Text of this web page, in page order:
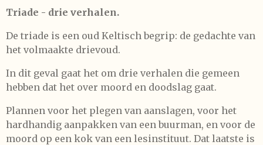
Triade - drie verhalen.
De triade is een oud Keltisch begrip: de gedachte van
het volmaakte drievoud.
In dit geval gaat het om drie verhalen die gemeen
hebben dat het over moord en doodslag gaat.
Plannen voor het plegen van aanslagen, voor het
hardhandig aanpakken van een buurman, en voor de
moord op een kok van een lesinstituut. Dat laatste is